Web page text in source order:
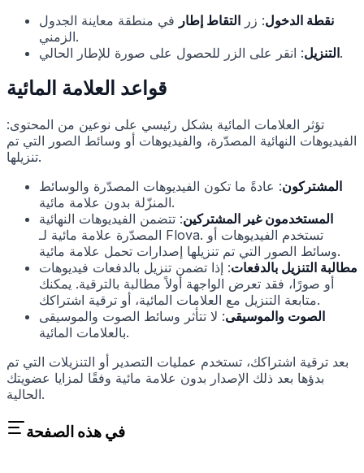
نقطة الدخول: زر التقاط إطار في منطقة معاينة الجدول
الزمني.
التنزيل: انقر على الزر للحصول على صورة للإطار الحالي.
قواعد العلامة المائية
تؤثر العلامات المائية بشكل رئيسي على نوعين من المحتوى:
الفيديوهات النهائية المصدّرة، والفيديوهات أو وسائط الصور التي تم
تنزيلها.
المشتركون: عادةً ما تكون الفيديوهات المصدّرة والوسائط
المنزّلة بدون علامة مائية.
المستخدمون غير المشتركين: تتضمن الفيديوهات النهائية
المصدّرة علامة مائية لـ Flova. تستخدم الفيديوهات أو
وسائط الصور التي تم تنزيلها إصدارات تحمل علامة مائية.
مطالبة التنزيل بالدفعات: إذا تضمن تنزيل بالدفعات فيديوهات
أو صورًا، فقد تعرض الواجهة أولاً مطالبة بالترقية. يمكنك
متابعة التنزيل مع العلامات المائية، أو ترقية اشتراكك.
الصوت والموسيقى: لا تتأثر وسائط الصوت والموسيقى
بالعلامات المائية.
بعد ترقية اشتراكك، تستخدم عمليات التصدير أو التنزيلات التي تم
بدؤها بعد ذلك الإصدار بدون علامة مائية وفقًا لمزايا عضويتك
الحالية.
في هذه الصفحة